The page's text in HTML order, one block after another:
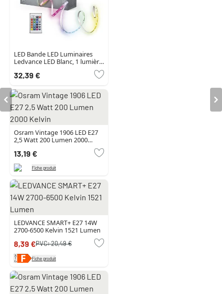
LED Bande LED Luminaires
Ledvance LED Blanc, 1 lumière,
Télécommandes, Changeur de
couleurs
32,39 €
Osram Vintage 1906 LED E27
2,5 Watt 200 Lumen 2000
13,19 €
Fiche produit
LEDVANCE SMART+ E27 14W
2700-6500 Kelvin 1521 Lumen
8,39 €PVC:20,49 €
Fiche produit